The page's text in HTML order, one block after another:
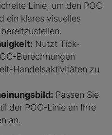
Linie, um den POC
ein klares visuelles
Nutzt Tick-
Berechnungen
Handelsaktivitäten zu
Passen Sie
der POC-Linie an Ihre
an.